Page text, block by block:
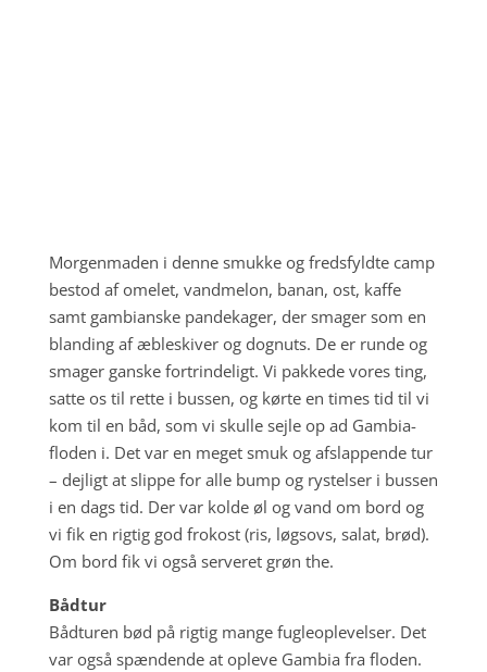
Morgenmaden i denne smukke og fredsfyldte camp
bestod af omelet, vandmelon, banan, ost, kaffe
samt gambianske pandekager, der smager som en
blanding af æbleskiver og dognuts. De er runde og
smager ganske fortrindeligt. Vi pakkede vores ting,
satte os til rette i bussen, og kørte en times tid til vi
kom til en båd, som vi skulle sejle op ad Gambia-
floden i. Det var en meget smuk og afslappende tur
– dejligt at slippe for alle bump og rystelser i bussen
i en dags tid. Der var kolde øl og vand om bord og
vi fik en rigtig god frokost (ris, løgsovs, salat, brød).
Om bord fik vi også serveret grøn the.
Bådtur
Bådturen bød på rigtig mange fugleoplevelser. Det
var også spændende at opleve Gambia fra floden.